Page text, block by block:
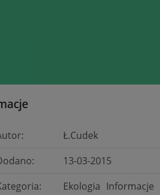
Ł.Cudek
13-03-2015
Ekologia Informacje